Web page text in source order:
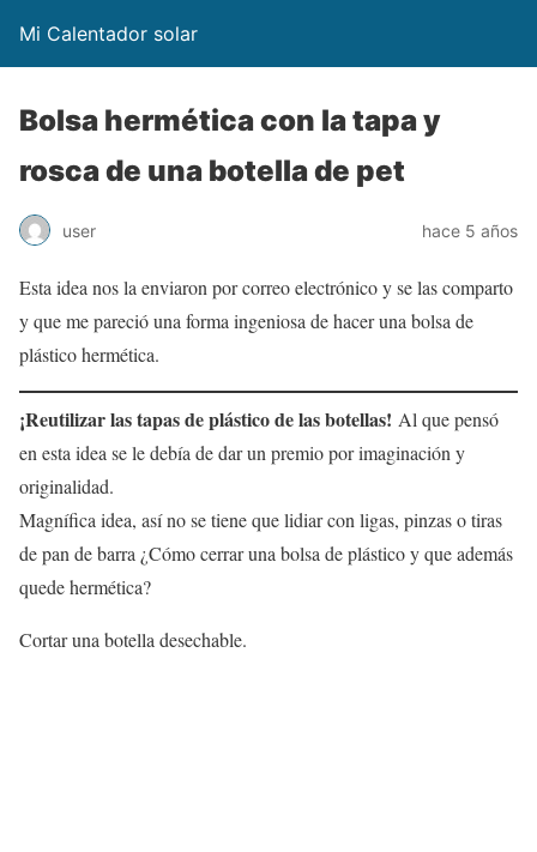
Mi Calentador solar
Bolsa hermética con la tapa y
rosca de una botella de pet
user hace 5 años
Esta idea nos la enviaron por correo electrónico y se las comparto
y que me pareció una forma ingeniosa de hacer una bolsa de
plástico hermética.
¡Reutilizar las tapas de plástico de las botellas! Al que pensó
en esta idea se le debía de dar un premio por imaginación y
originalidad.
Magnífica idea, así no se tiene que lidiar con ligas, pinzas o tiras
de pan de barra ¿Cómo cerrar una bolsa de plástico y que además
quede hermética?
Cortar una botella desechable.